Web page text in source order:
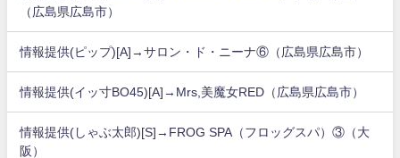
（広島県広島市）
情報提供(ピップ)[A]→サロン・ド・ニーナ⑥（広島県広島市）
情報提供(イッ寸BO45)[A]→Mrs,美魔女RED（広島県広島市）
情報提供(しゃぶ太郎)[S]→FROG SPA（フロッグスパ）③（大
阪）